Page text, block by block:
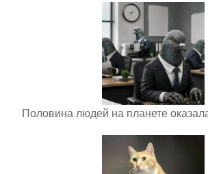
Половина людей на планете